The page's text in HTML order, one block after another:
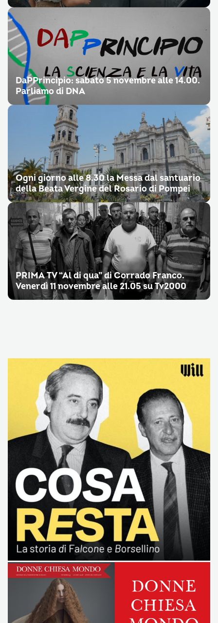
DaPPrincipio: sabato 5 novembre alle 14.00.
Parliamo di DNA
Ogni giorno alle 8.30 la Messa dal santuario
della Beata Vergine del Rosario di Pompei
PRIMA TV “Al di qua” di Corrado Franco.
Venerdì 11 novembre alle 21.05 su Tv2000